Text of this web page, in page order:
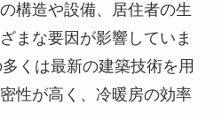
構造や設備、居住者の生
まな要因が影響していま
くは最新の建築技術を用
性が高く、冷暖房の効率